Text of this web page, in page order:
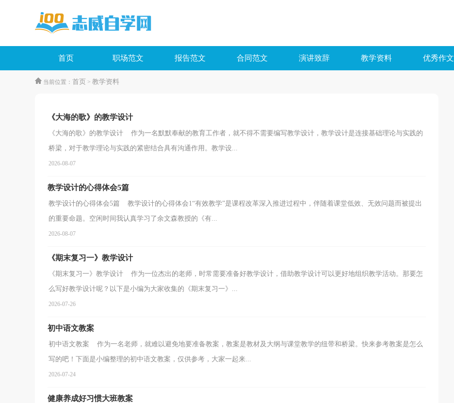
首页 职场范文 报告范文 合同范文 演讲致辞 教学资料 优秀作文
当前位置： 首页 > 教学资料
《大海的歌》的教学设计
《大海的歌》的教学设计 作为一名默默奉献的教育工作者，就不得不需要编写教学设计，教学设计是连接基础理论与实践的
桥梁，对于教学理论与实践的紧密结合具有沟通作用。教学设...
2026-08-07
教学设计的心得体会5篇
教学设计的心得体会5篇 教学设计的心得体会1“有效教学”是课程改革深入推进过程中，伴随着课堂低效、无效问题而被提出
的重要命题。空闲时间我认真学习了余文森教授的《有...
2026-08-07
《期末复习一》教学设计
《期末复习一》教学设计 作为一位杰出的老师，时常需要准备好教学设计，借助教学设计可以更好地组织教学活动。那要怎
么写好教学设计呢？以下是小编为大家收集的《期末复习一》...
2026-07-26
初中语文教案
初中语文教案 作为一名老师，就难以避免地要准备教案，教案是教材及大纲与课堂教学的纽带和桥梁。快来参考教案是怎么
写的吧！下面是小编整理的初中语文教案，仅供参考，大家一起来...
2026-07-24
健康养成好习惯大班教案